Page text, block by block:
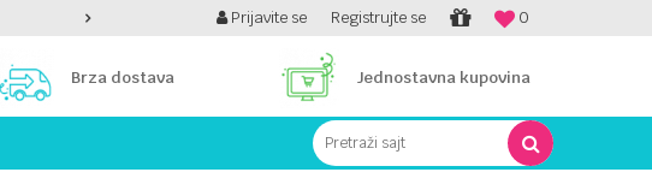
PLATI UNICREDIT KARTICOM NA RATE! 0
Prijavite se Registrujte se
Brza dostava Jednostavna kupovina
Pretraži sajt